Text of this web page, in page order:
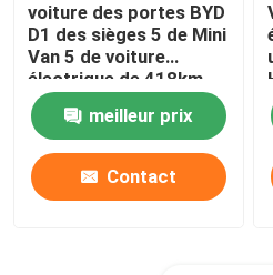
voiture des portes BYD
D1 des sièges 5 de Mini
Van 5 de voiture
électrique de 418km
MPV pour des affaires
meilleur prix
Contact